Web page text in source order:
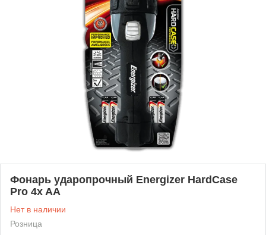
Фонарь ударопрочный Energizer HardCase
Pro 4x AA
Нет в наличии
Розница